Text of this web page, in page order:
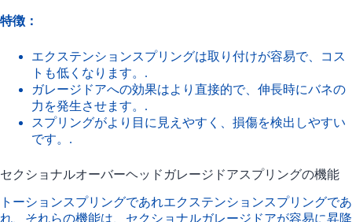
特徴：
エクステンションスプリングは取り付けが容易で、コス
トも低くなります。.
ガレージドアへの効果はより直接的で、伸長時にバネの
力を発生させます。.
スプリングがより目に見えやすく、損傷を検出しやすい
です。.
セクショナルオーバーヘッドガレージドアスプリングの機能
トーションスプリングであれエクステンションスプリングであ
れ、それらの機能は、セクショナルガレージドアが容易に昇降